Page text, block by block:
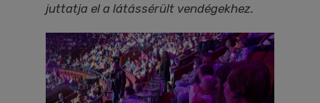
juttatja el a látássérült vendégekhez.